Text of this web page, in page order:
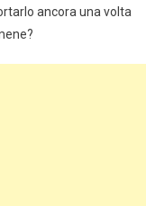
ancora una volta